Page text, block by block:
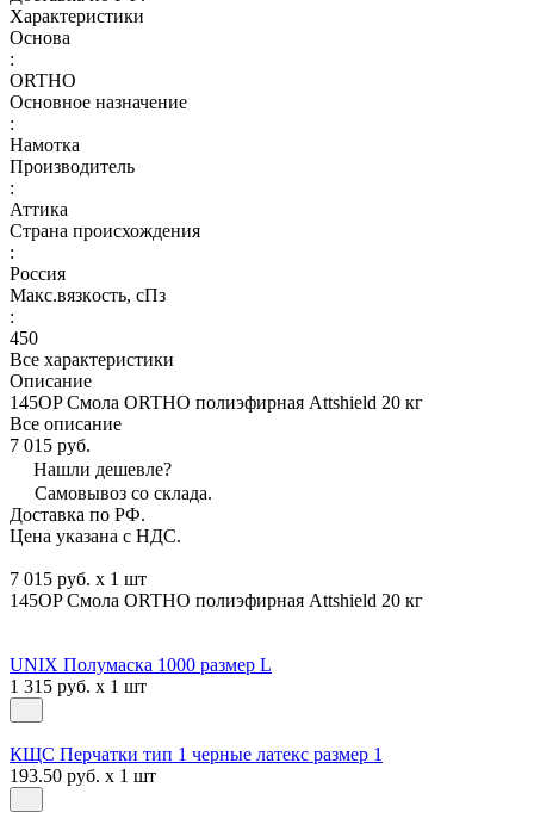
Характеристики
Основа
:
ORTHO
Основное назначение
:
Намотка
Производитель
:
Аттика
Страна происхождения
:
Россия
Макс.вязкoсть, сПз
:
450
Все характеристики
Описание
145OP Смола ORTHO полиэфирная Attshield 20 кг
Все описание
7 015 руб.
Нашли дешевле?
Самовывоз со склада.
Доставка по РФ.
Цена указана с НДС.
7 015 руб. x 1 шт
145OP Смола ORTHO полиэфирная Attshield 20 кг
UNIX Полумаска 1000 размер L
1 315 руб. x 1 шт
КЩС Перчатки тип 1 черные латекс размер 1
193.50 руб. x 1 шт